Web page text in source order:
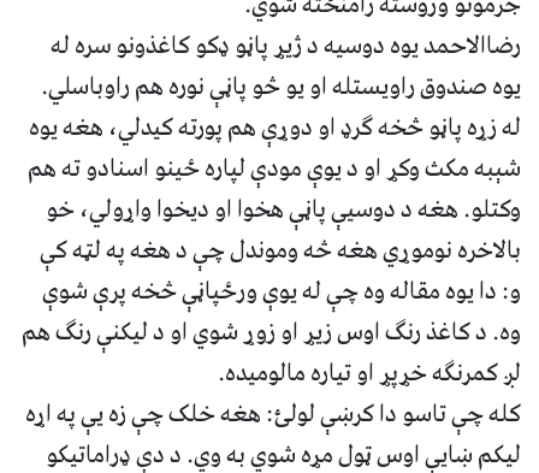
رضاالاحمد یوه دوسیه د ژیړ پاڼو ډکو کاغذونو سره له
یوه صندوق راویستله او یو څو پاڼې نوره هم راوباسلي.
له زړه پاڼو څخه ګرډ او دوړې هم پورته کیدلي، هغه یوه
شېبه مکث وکړ او د یوې مودې لپاره ځینو اسنادو ته هم
وکتلو. هغه د دوسیې پاڼې هخوا او دیخوا واړولي، خو
بالاخره نوموړي هغه څه وموندل چې د هغه په لټه کې
و: دا یوه مقاله وه چې له یوې ورځپاڼې څخه پرې شوې
وه. د کاغذ رنګ اوس زیړ او زوړ شوي او د لیکنې رنګ هم
لږ کمرنګه خړپړ او تیاره مالومیده.
کله چې تاسو دا کرښې لولئ: هغه خلک چې زه یې په اړه
لیکم ښایې اوس ټول مړه شوي به وي. د دې ډراماتیکو